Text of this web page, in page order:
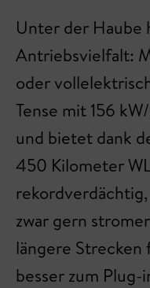
Unter der Haube
Antriebsvielfalt:
oder
Tense mit 156
und bietet dank
450 Kilometer
zwar gern
längere
besser zum